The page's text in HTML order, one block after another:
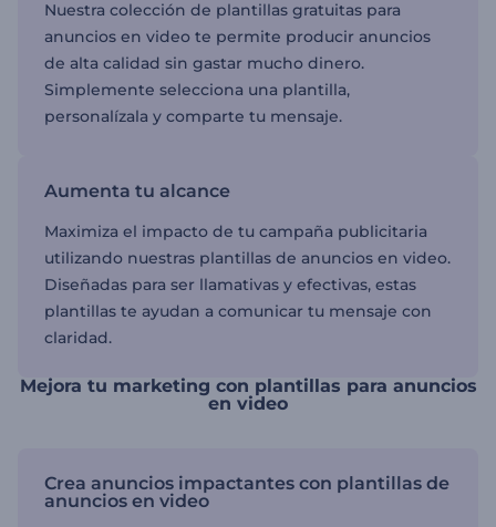
Nuestra colección de plantillas gratuitas para
anuncios en video te permite producir anuncios
de alta calidad sin gastar mucho dinero.
Simplemente selecciona una plantilla,
personalízala y comparte tu mensaje.
Aumenta tu alcance
Maximiza el impacto de tu campaña publicitaria
utilizando nuestras plantillas de anuncios en video.
Diseñadas para ser llamativas y efectivas, estas
plantillas te ayudan a comunicar tu mensaje con
claridad.
Mejora tu marketing con plantillas para anuncios
en video
Crea anuncios impactantes con plantillas de
anuncios en video